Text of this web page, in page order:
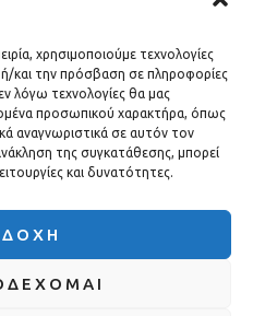
χρησιμοποιούμε τεχνολογίες
και την πρόσβαση σε πληροφορίες
λόγω τεχνολογίες θα μας
προσωπικού χαρακτήρα, όπως
αναγνωριστικά σε αυτόν τον
της συγκατάθεσης, μπορεί
και δυνατότητες.